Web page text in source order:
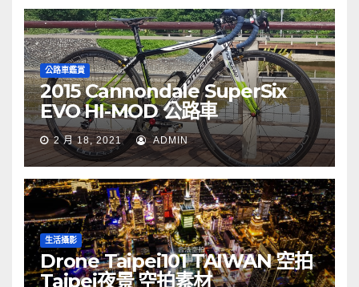
公路車鑑賞
2015 Cannondale SuperSix
EVO HI-MOD 公路車
2 月 18, 2021 ADMIN
生活攝影
Drone Taipei101 TAIWAN 空拍
Taipei夜景 空拍素材